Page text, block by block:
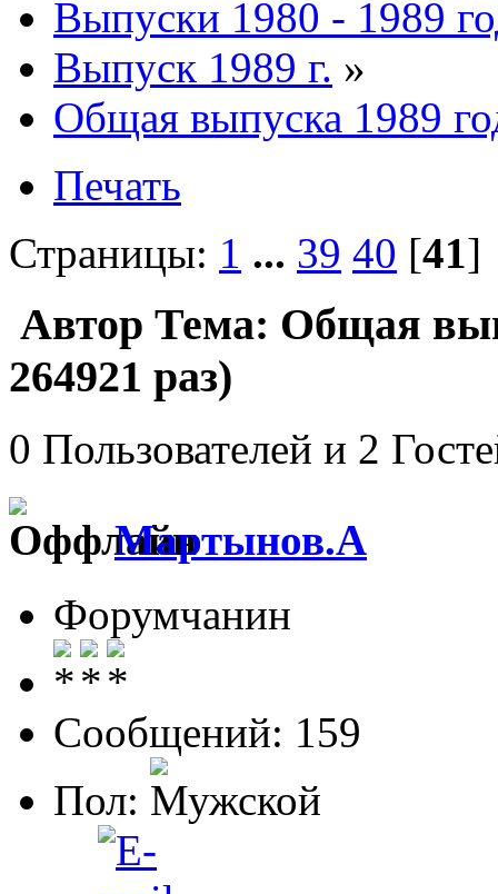
Выпуски 1980 - 1989
Выпуск 1989 г. »
Общая выпуска 1989
Печать
Страницы: 1 ... 39 40 [41
Автор Тема: Общая
264921 раз)
0 Пользователей и 2
Мартынов.А
Форумчанин
Сообщений: 159
Пол: